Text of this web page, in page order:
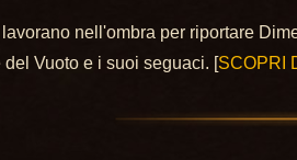
nell'ombra per riportare
Vuoto e i suoi seguaci. [SCOPRI